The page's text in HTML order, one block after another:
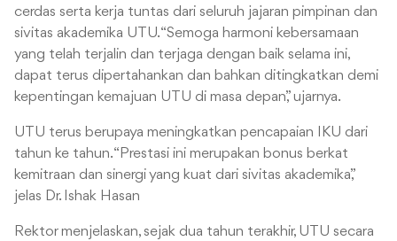
cerdas serta kerja tuntas dari seluruh jajaran pimpinan dan
sivitas akademika UTU. “Semoga harmoni kebersamaan
yang telah terjalin dan terjaga dengan baik selama ini,
dapat terus dipertahankan dan bahkan ditingkatkan demi
kepentingan kemajuan UTU di masa depan,” ujarnya.
UTU terus berupaya meningkatkan pencapaian IKU dari
tahun ke tahun. “Prestasi ini merupakan bonus berkat
kemitraan dan sinergi yang kuat dari sivitas akademika,”
jelas Dr. Ishak Hasan
Rektor menjelaskan, sejak dua tahun terakhir, UTU secara